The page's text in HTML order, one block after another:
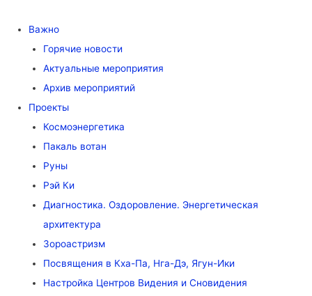
Важно
Горячие новости
Актуальные мероприятия
Архив мероприятий
Проекты
Космоэнергетика
Пакаль вотан
Руны
Рэй Ки
Диагностика. Оздоровление. Энергетическая
архитектура
Зороастризм
Посвящения в Кха-Па, Нга-Дэ, Ягун-Ики
Настройка Центров Видения и Сновидения